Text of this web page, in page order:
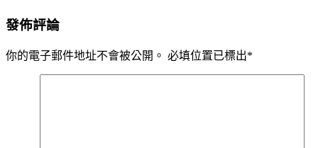
發佈評論
你的電子郵件地址不會被公開。 必填位置已標出*